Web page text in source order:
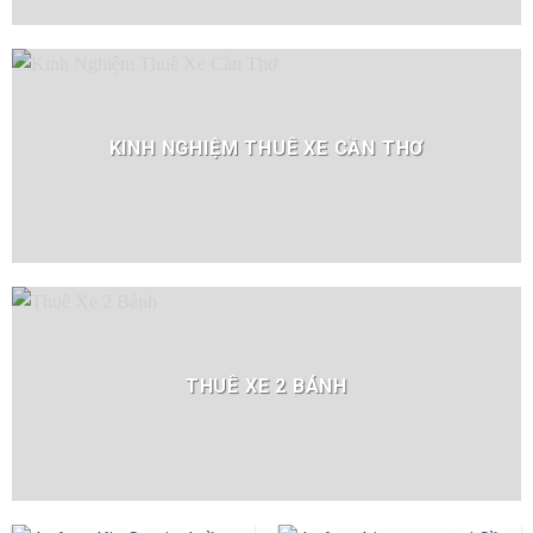
KINH NGHIỆM THUÊ XE CẦN THƠ
THUÊ XE 2 BÁNH